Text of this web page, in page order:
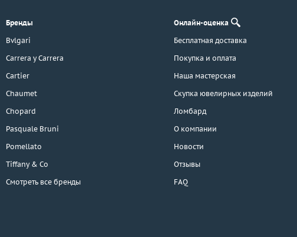
Бренды
Bvlgari
Carrera y Carrera
Cartier
Chaumet
Chopard
Pasquale Bruni
Pomellato
Tiffany & Co
Смотреть все бренды
Онлайн-оценка
Бесплатная доставка
Покупка и оплата
Наша мастерская
Скупка ювелирных изделий
Ломбард
О компании
Новости
Отзывы
FAQ